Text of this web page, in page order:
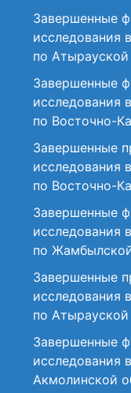
Завершенные
исследования
по Атырауской
Завершенные
исследования
по Восточно-
Завершенные
исследования
по Восточно-
Завершенные
исследования
по
Завершенные
исследования
по Атырауской
Завершенные
исследования
Акмолинской